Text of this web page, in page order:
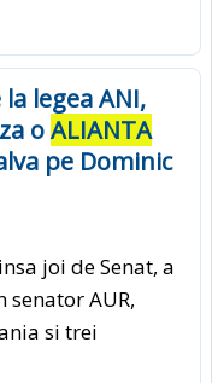
legea ANI,
oALIANTA
pe Dominic
joi de Senat, a
senator AUR,
si trei